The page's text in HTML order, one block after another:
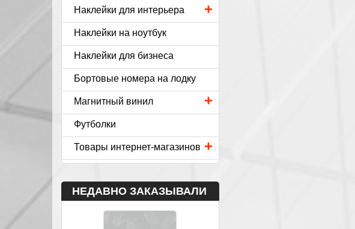
+
Наклейки для интерьера
Наклейки на ноутбук
Наклейки для бизнеса
Бортовые номера на лодку
+
Магнитный винил
Футболки
+
Товары интернет-магазинов
НЕДАВНО ЗАКАЗЫВАЛИ